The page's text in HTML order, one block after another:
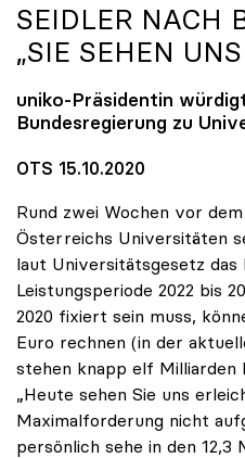
SEIDLER NACH
„SIE SEHEN
uniko-Präsidentin
Bundesregierung zu
OTS 15.10.2020
Rund zwei Wochen vor
Österreichs Universitäten
laut Universitätsgesetz das
Leistungsperiode 2022 bis
2020 fixiert sein muss,
Euro rechnen (in der
stehen knapp elf Milliarden
„Heute sehen Sie uns
Maximalforderung nicht
persönlich sehe in den 12,3